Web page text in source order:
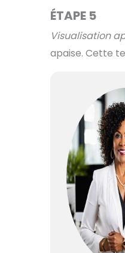
ÉTAPE 5
Visualisation
apaise. Cette